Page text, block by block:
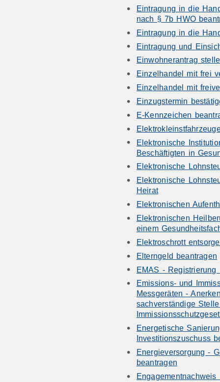
Eintragung in die
nach § 7b HWO
Eintragung in die
Eintragung und
Einwohnerantrag
Einzelhandel mit frei
Einzelhandel mit
Einzugstermin
E-Kennzeichen
Elektronische
Beschäftigten in
Elektronische
Elektronische
Heirat
Elektronischen
Elektronischen
einem
Elektroschrott
Elterngeld beantragen
EMAS - Registrierung
Emissions- und
Messgeräten -
sachverständige
Energetische
Investitionszuschuss
Energieversorgung -
beantragen
Engagementnachweis